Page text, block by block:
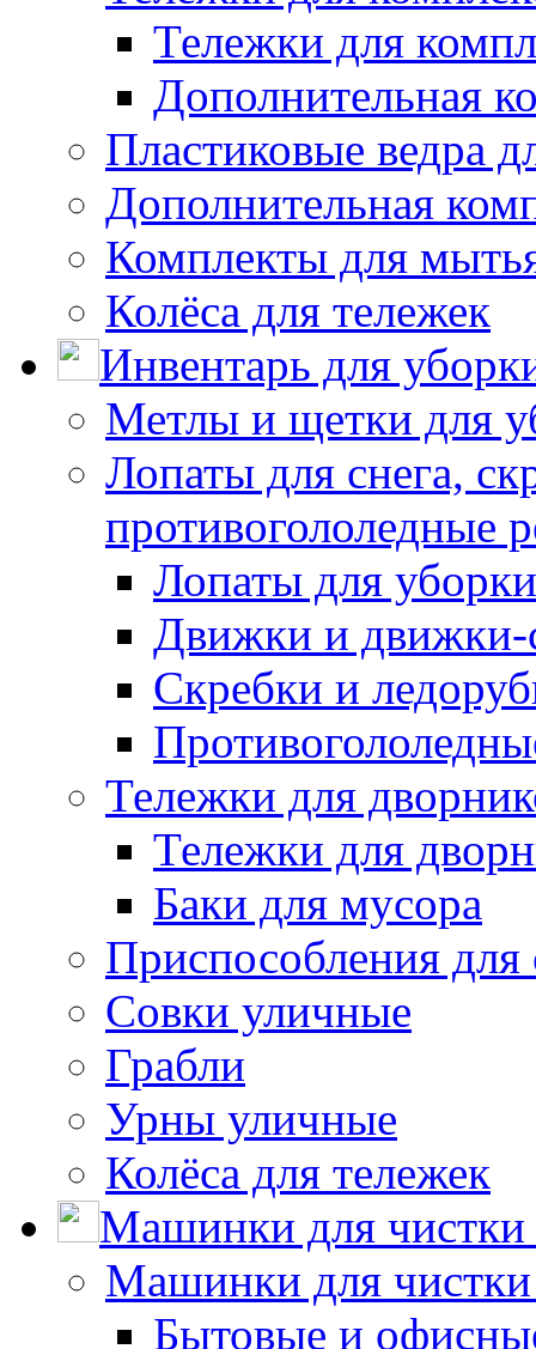
Тележки для
Дополнительная
Пластиковые ведра
Дополнительная
Комплекты для
Колёса для тележек
Инвентарь для
Метлы и щетки для
Лопаты для снега,
противогололедные
Лопаты для
Движки и движки-
Скребки и
Тележки для
Тележки для
Баки для мусора
Приспособления для
Совки уличные
Грабли
Урны уличные
Колёса для тележек
Машинки для чистки
Машинки для
Бытовые и